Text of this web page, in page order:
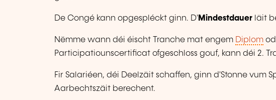
De Congé kann opgespléckt ginn. D' Mindestdauer läit
Nëmme wann déi éischt Tranche mat engem Diplom
Participatiounscertificat ofgeschloss gouf, kann déi 2.
Fir Salariéen, déi Deelzäit schaffen, ginn d'Stonne vum
Aarbechtszäit berechent.